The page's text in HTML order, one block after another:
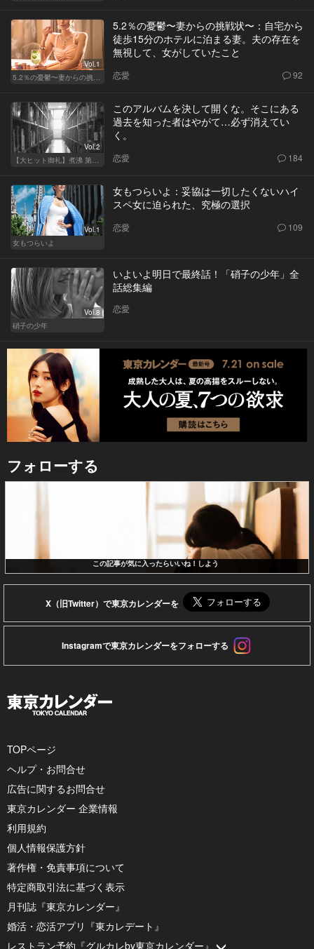
Vol.1
5.2％の憂鬱〜妻からの挑戦状〜：自宅から
徒歩15分のホテルに泊まる妻。夫の存在を
無視して、女がしていたこと
恋愛 92
Vol.2
このアルバムを決して開くな。そこにある
過去を知った者はやがて…必ず消えてい
く。
恋愛 184
Vol.1
女もつらいよ
女もつらいよ：妥協は一切したくないハイ
スペ女に迫られた、究極の選択
恋愛 109
Vol.8
硝子の少年
いよいよ明日で最終話！「硝子の少年」全
話総集編
恋愛
フォローする
この記事が気に入ったらいいね！しよう
X（旧Twitter）で東京カレンダーを
Instagramで東京カレンダーをフォローする
TOPページ
ヘルプ・お問合せ
広告に関するお問合せ
東京カレンダー 企業情報
利用規約
個人情報保護方針
著作権・免責事項について
特定商取引法に基づく表示
月刊誌『東京カレンダー』
婚活・恋活アプリ『東カレデート』
レストラン予約『グルカレby東京カレンダー』